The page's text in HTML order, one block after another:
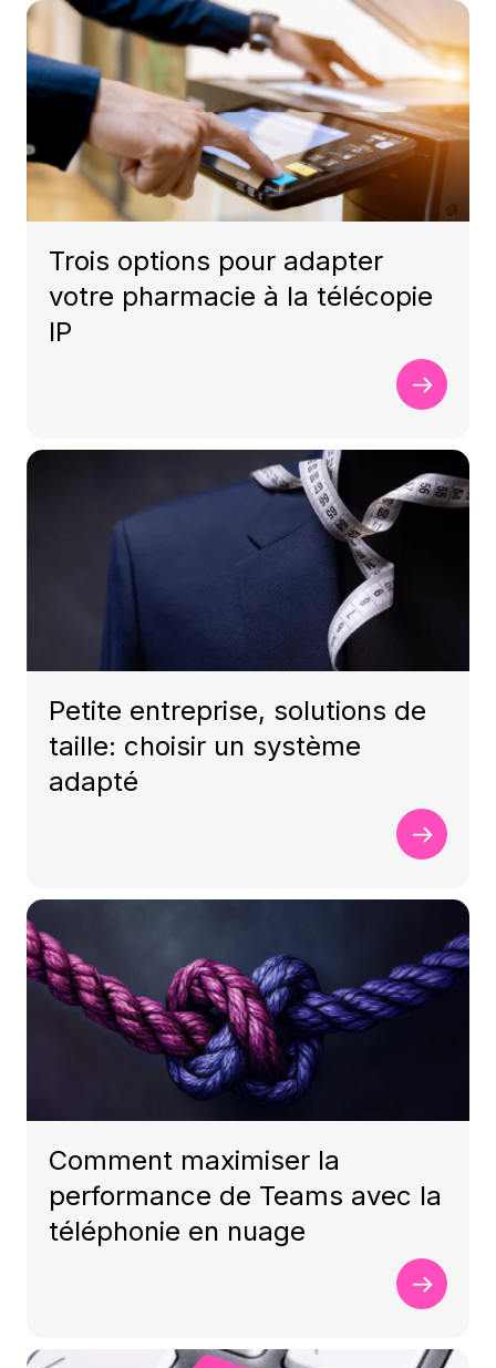
Trois options pour adapter
votre pharmacie à la télécopie
IP
Petite entreprise, solutions de
taille: choisir un système
adapté
Comment maximiser la
performance de Teams avec la
téléphonie en nuage